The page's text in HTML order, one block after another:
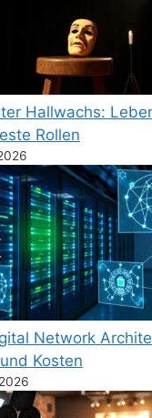
Hallwachs:
Rollen
Network
Kosten